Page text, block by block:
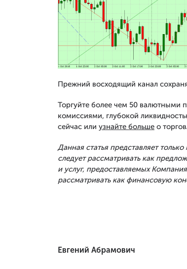
Прежний восходящий канал
Торгуйте более чем 50 валютными
комиссиями, глубокой
сейчас или узнайте больше о
Данная статья представляет
следует рассматривать как
и услуг, предоставляемых
рассматривать как финансовую
Евгений Абрамович